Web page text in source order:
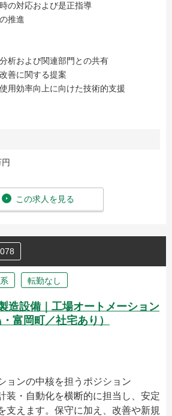
の対応および是正指導
推進
析および関連部門との共有
善に関する提案
用効率向上に向けた技術的支援
この求人を見る
転勤なし
造設備｜工場オートメーション
富岡町／社宅あり）
ョンの中核を担うポジション
装・自動化を横断的に担当し、安定
支えます。保守に加え、改善や新規